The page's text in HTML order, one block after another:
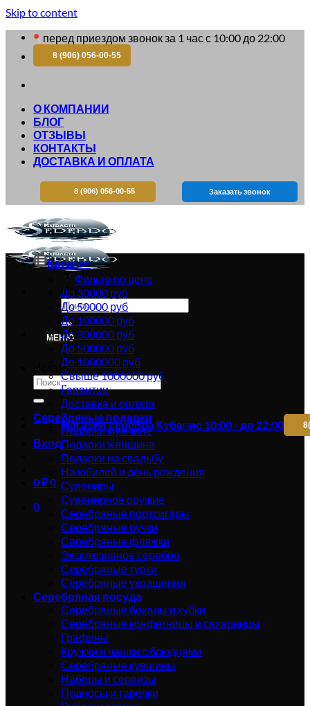
Skip to content
перед приездом звонок за 1 час с 10:00 до 22:00
8 (906) 056-00-55
О КОМПАНИИ
БЛОГ
ОТЗЫВЫ
КОНТАКТЫ
ДОСТАВКА И ОПЛАТА
8 (906) 056-00-55 Заказать звонок
Искать:
МЕНЮ
Искать:
Магазин серебра Кубачис 10:00 - до 22:00
Вход
0₽0
0
Каталог
Фильтр по цене
До 30000 руб
До 50000 руб
До 100000 руб
До 300000 руб
До 500000 руб
До 1000000 руб
Свыше 1000000 руб
Гарантии
Доставка и оплата
Серебряные подарки
Подарки мужчине
Подарки женщине
Подарки на свадьбу
На юбилей и день рождения
Сувениры
Сувенирное оружие
Серебряные портсигары
Серебряные ручки
Серебряные фляжки
Эксклюзивное серебро
Серебряные турки
Серебряные украшения
Серебряная посуда
Серебряные бокалы и кубки
Серебряные конфетницы и сахарницы
Графины
Кружки и чашки с блюдцами
Серебряные кувшины
Наборы и сервизы
Подносы и тарелки